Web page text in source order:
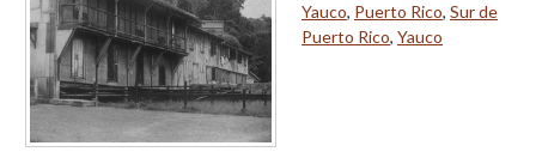
Yauco, Puerto Rico, Sur de
Puerto Rico, Yauco